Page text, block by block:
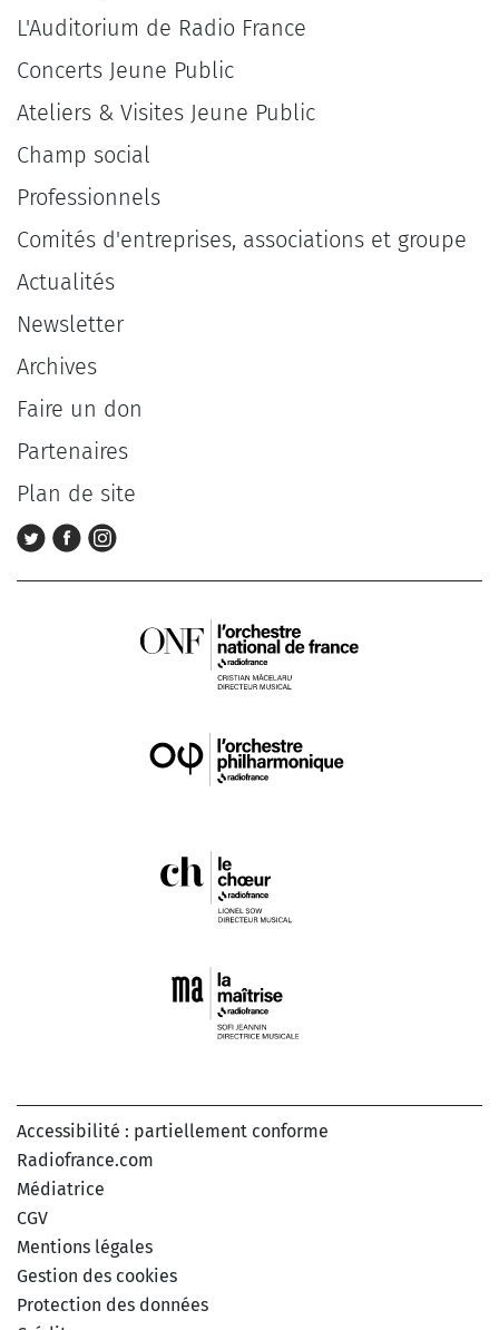
L'Auditorium de Radio France
Concerts Jeune Public
Ateliers & Visites Jeune Public
Champ social
Professionnels
Comités d'entreprises, associations et groupe
Actualités
Newsletter
Archives
Faire un don
Partenaires
Plan de site
Accessibilité : partiellement conforme
Radiofrance.com
Médiatrice
CGV
Mentions légales
Gestion des cookies
Protection des données